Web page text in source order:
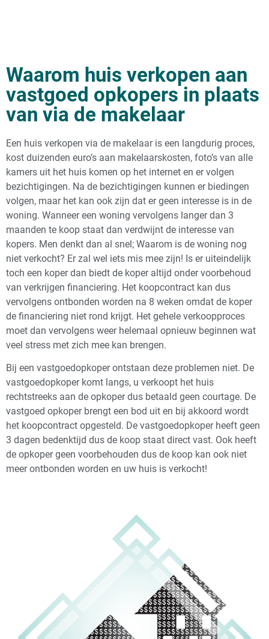
Waarom huis verkopen aan
vastgoed opkopers in plaats
van via de makelaar
Een huis verkopen via de makelaar is een langdurig proces,
kost duizenden euro’s aan makelaarskosten, foto’s van alle
kamers uit het huis komen op het internet en er volgen
bezichtigingen. Na de bezichtigingen kunnen er biedingen
volgen, maar het kan ook zijn dat er geen interesse is in de
woning. Wanneer een woning vervolgens langer dan 3
maanden te koop staat dan verdwijnt de interesse van
kopers. Men denkt dan al snel; Waarom is de woning nog
niet verkocht? Er zal wel iets mis mee zijn! Is er uiteindelijk
toch een koper dan biedt de koper altijd onder voorbehoud
van verkrijgen financiering. Het koopcontract kan dus
vervolgens ontbonden worden na 8 weken omdat de koper
de financiering niet rond krijgt. Het gehele verkoopproces
moet dan vervolgens weer helemaal opnieuw beginnen wat
veel stress met zich mee kan brengen.
Bij een vastgoedopkoper ontstaan deze problemen niet. De
vastgoedopkoper komt langs, u verkoopt het huis
rechtstreeks aan de opkoper dus betaald geen courtage. De
vastgoed opkoper brengt een bod uit en bij akkoord wordt
het koopcontract opgesteld. De vastgoedopkoper heeft geen
3 dagen bedenktijd dus de koop staat direct vast. Ook heeft
de opkoper geen voorbehouden dus de koop kan ook niet
meer ontbonden worden en uw huis is verkocht!